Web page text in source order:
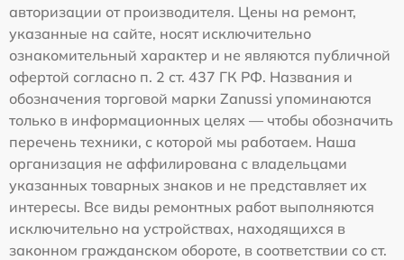
авторизации от производителя. Цены на ремонт,
указанные на сайте, носят исключительно
ознакомительный характер и не являются публичной
офертой согласно п. 2 ст. 437 ГК РФ. Названия и
обозначения торговой марки Zanussi упоминаются
только в информационных целях — чтобы обозначить
перечень техники, с которой мы работаем. Наша
организация не аффилирована с владельцами
указанных товарных знаков и не представляет их
интересы. Все виды ремонтных работ выполняются
исключительно на устройствах, находящихся в
законном гражданском обороте, в соответствии со ст.